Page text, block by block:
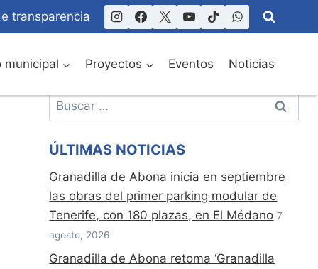
transparencia
municipal Proyectos Eventos Noticias
Buscar:
ÚLTIMAS NOTICIAS
Granadilla de Abona inicia en septiembre
las obras del primer parking modular de
Tenerife, con 180 plazas, en El Médano 7
agosto, 2026
Granadilla de Abona retoma ‘Granadilla